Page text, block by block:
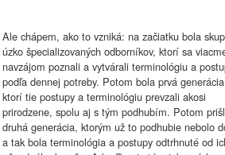
Ale chápem, ako to vzniká: na začiatku bola
úzko špecializovaných odborníkov, ktorí sa
navzájom poznali a vytvárali terminológiu a
podľa dennej potreby. Potom bola prvá
ktorí tie postupy a terminológiu prevzali akosi
prirodzene, spolu aj s tým podhubím. Potom
druhá generácia, ktorým už to podhubie nebolo
a tak bola terminológia a postupy odtrhnuté od